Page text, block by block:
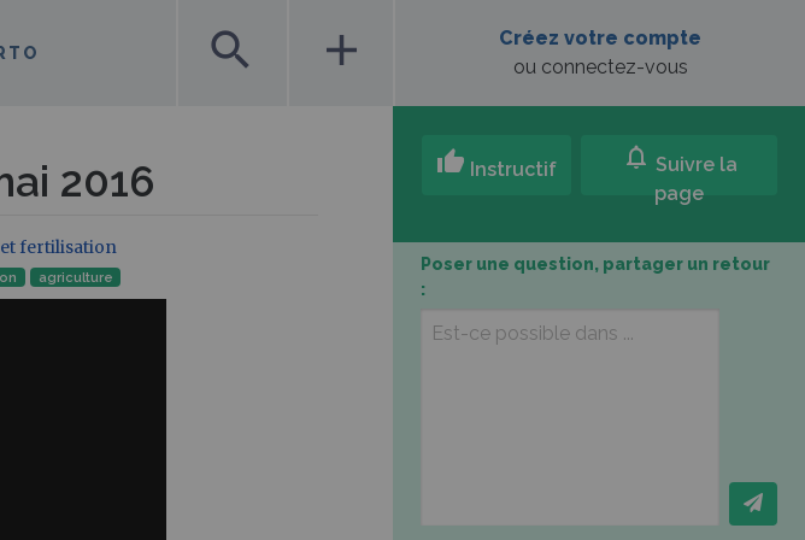
search add
Créez votre compte
ou connectez-vous
2016
et fertilisation
agriculture
thumb_up Instructif notifications Suivre la
page
Poser une question, partager un retour
: